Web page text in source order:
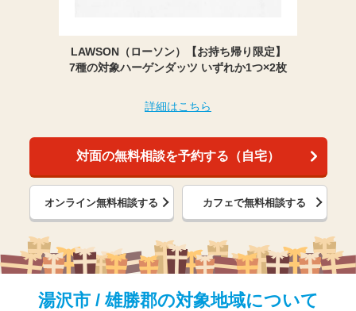
LAWSON（ローソン）【お持ち帰り限定】
7種の対象ハーゲンダッツ いずれか1つ×2枚
詳細はこちら
対面の無料相談を予約する（自宅）
オンライン無料相談する カフェで無料相談する
湯沢市 / 雄勝郡の対象地域について